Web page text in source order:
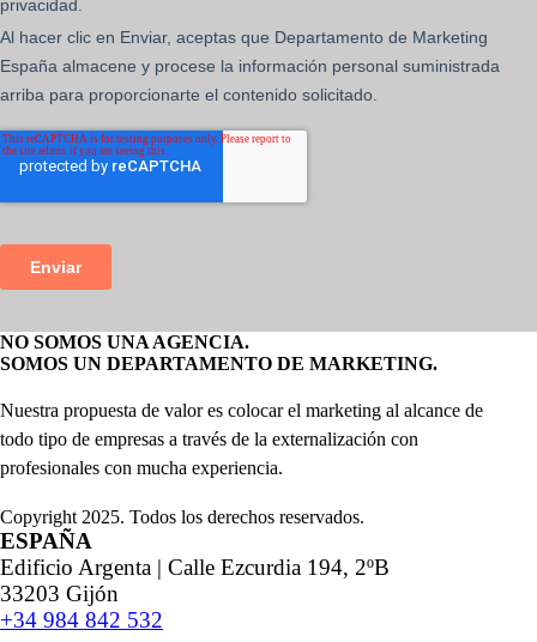
NO SOMOS UNA AGENCIA.
SOMOS UN DEPARTAMENTO DE MARKETING.
Nuestra propuesta de valor es colocar el marketing al alcance de
todo tipo de empresas a través de la externalización con
profesionales con mucha experiencia.
Copyright 2025. Todos los derechos reservados.
ESPAÑA
Edificio Argenta | Calle Ezcurdia 194, 2ºB
33203 Gijón
+34 984 842 532